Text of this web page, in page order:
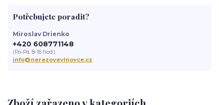
Potřebujete poradit?
Miroslav Drienko
+420 608771148
(Po-Pá, 8-16 hod.)
info@nerezovevlnovce.cz